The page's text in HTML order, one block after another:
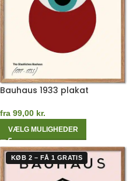
Bauhaus 1933 plakat
fra 99,00 kr.
VÆLG MULIGHEDER
KØB 2 – FÅ 1 GRATIS